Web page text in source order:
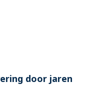
door jaren